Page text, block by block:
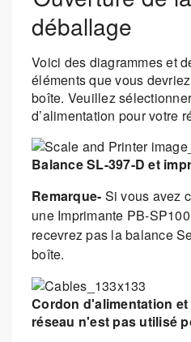
déballage
Voici des diagrammes et
éléments que vous
boîte. Veuillez
d’alimentation pour votre
Balance SL-397-D et
Remarque- Si vous avez
une Imprimante PB-
recevrez pas la balance
boîte.
Cordon d'alimentation
réseau n'est pas utilisé